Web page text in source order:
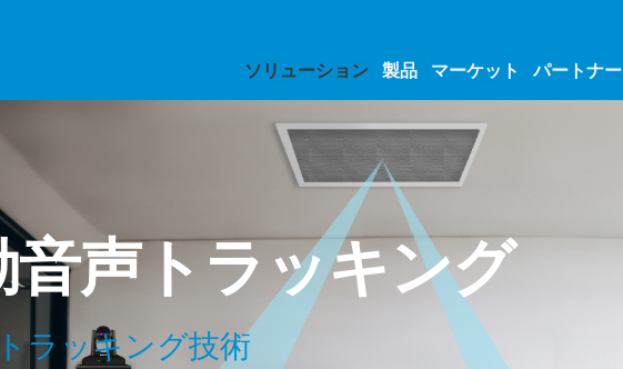
ソリューション 製品 マーケット パートナー
音声トラッキング
ラッキング技術